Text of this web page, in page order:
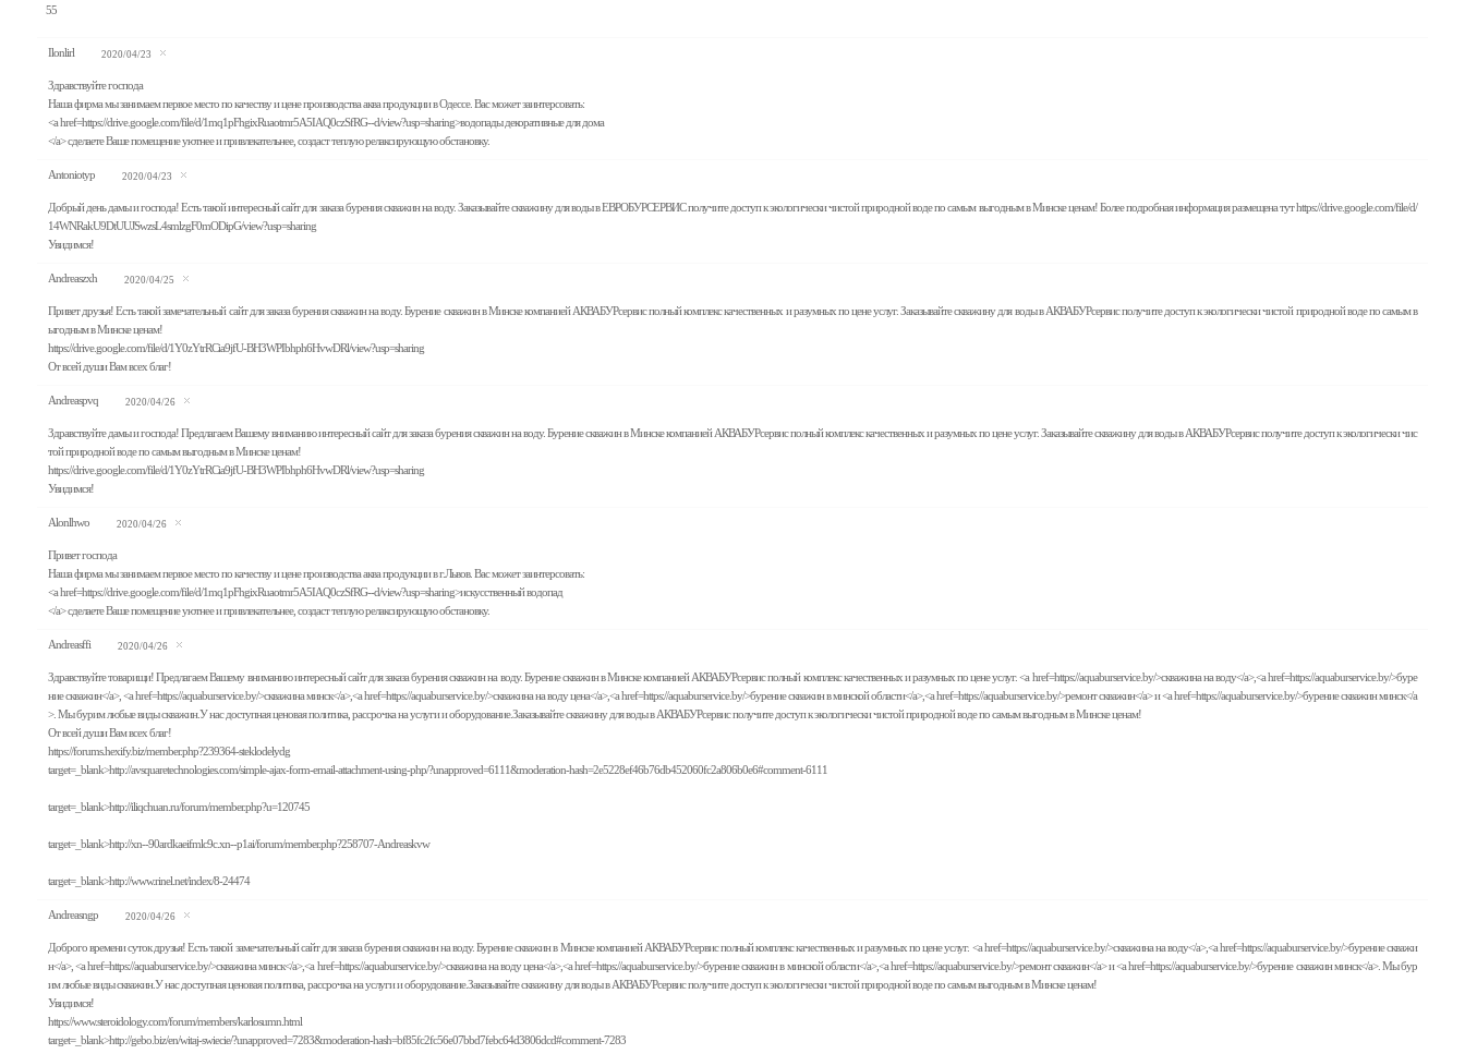
55
Ilonlirl 2020/04/23
Здравствуйте господа
Наша фирма мы занимаем первое место по качеству и цене производства аква продукции в Одессе. Вас может заинтерсовать:
<a href=https://drive.google.com/file/d/1mq1pFhgixRuaotmr5A5IAQ0czSfRG--d/view?usp=sharing>водопады декоративные для дома
</a> сделаете Ваше помещение уютнее и привлекательнее, создаст теплую релаксирующую обстановку.
Antoniotyp 2020/04/23
Добрый день дамы и господа! Есть такой интересный сайт для заказа бурения скважин на воду. Заказывайте скважину для воды в ЕВРОБУРСЕРВИС получите доступ к экологически чистой природной воде по самым выгодным в Минске ценам! Более подробная информация размещена тут https://drive.google.com/file/d/
14WNRakU9DtUUJSwzsL4smlzgF0mODipG/view?usp=sharing
Увидимся!
Andreaszxh 2020/04/25
Привет друзья! Есть такой замечательный сайт для заказа бурения скважин на воду. Бурение скважин в Минске компанией АКВАБУРсервис полный комплекс качественных и разумных по цене услуг. Заказывайте скважину для воды в АКВАБУРсервис получите доступ к экологически чистой природной воде по самым в
ыгодным в Минске ценам!
https://drive.google.com/file/d/1Y0zYtrRCia9jfU-BH3WPIbhph6HvwDRl/view?usp=sharing
От всей души Вам всех благ!
Andreaspvq 2020/04/26
Здравствуйте дамы и господа! Предлагаем Вашему вниманию интересный сайт для заказа бурения скважин на воду. Бурение скважин в Минске компанией АКВАБУРсервис полный комплекс качественных и разумных по цене услуг. Заказывайте скважину для воды в АКВАБУРсервис получите доступ к экологически чис
той природной воде по самым выгодным в Минске ценам!
https://drive.google.com/file/d/1Y0zYtrRCia9jfU-BH3WPIbhph6HvwDRl/view?usp=sharing
Увидимся!
Alonlhwo 2020/04/26
Привет господа
Наша фирма мы занимаем первое место по качеству и цене производства аква продукции в г.Львов. Вас может заинтерсовать:
<a href=https://drive.google.com/file/d/1mq1pFhgixRuaotmr5A5IAQ0czSfRG--d/view?usp=sharing>искусственный водопад
</a> сделаете Ваше помещение уютнее и привлекательнее, создаст теплую релаксирующую обстановку.
Andreasffi 2020/04/26
Здравствуйте товарищи! Предлагаем Вашему вниманию интересный сайт для заказа бурения скважин на воду. Бурение скважин в Минске компанией АКВАБУРсервис полный комплекс качественных и разумных по цене услуг. <a href=https://aquaburservice.by/>скважина на воду</a>,<a href=https://aquaburservice.by/>буре
ние скважин</a>, <a href=https://aquaburservice.by/>скважина минск</a>,<a href=https://aquaburservice.by/>скважина на воду цена</a>,<a href=https://aquaburservice.by/>бурение скважин в минской области</a>,<a href=https://aquaburservice.by/>ремонт скважин</a> и <a href=https://aquaburservice.by/>бурение скважин минск</a
>. Мы бурим любые виды скважин.У нас доступная ценовая политика, рассрочка на услуги и оборудование.Заказывайте скважину для воды в АКВАБУРсервис получите доступ к экологически чистой природной воде по самым выгодным в Минске ценам!
От всей души Вам всех благ!
https://forums.hexify.biz/member.php?239364-steklodelydg
target=_blank>http://avsquaretechnologies.com/simple-ajax-form-email-attachment-using-php/?unapproved=6111&moderation-hash=2e5228ef46b76db452060fc2a806b0e6#comment-6111
target=_blank>http://iliqchuan.ru/forum/member.php?u=120745
target=_blank>http://xn--90ardkaeifmlc9c.xn--p1ai/forum/member.php?258707-Andreaskvw
target=_blank>http://www.rinel.net/index/8-24474
Andreasngp 2020/04/26
Доброго времени суток друзья! Есть такой замечательный сайт для заказа бурения скважин на воду. Бурение скважин в Минске компанией АКВАБУРсервис полный комплекс качественных и разумных по цене услуг. <a href=https://aquaburservice.by/>скважина на воду</a>,<a href=https://aquaburservice.by/>бурение скважи
н</a>, <a href=https://aquaburservice.by/>скважина минск</a>,<a href=https://aquaburservice.by/>скважина на воду цена</a>,<a href=https://aquaburservice.by/>бурение скважин в минской области</a>,<a href=https://aquaburservice.by/>ремонт скважин</a> и <a href=https://aquaburservice.by/>бурение скважин минск</a>. Мы бур
им любые виды скважин.У нас доступная ценовая политика, рассрочка на услуги и оборудование.Заказывайте скважину для воды в АКВАБУРсервис получите доступ к экологически чистой природной воде по самым выгодным в Минске ценам!
Увидимся!
https://www.steroidology.com/forum/members/karlosumn.html
target=_blank>http://gebo.biz/en/witaj-swiecie/?unapproved=7283&moderation-hash=bf85fc2fc56e07bbd7febc64d3806dcd#comment-7283